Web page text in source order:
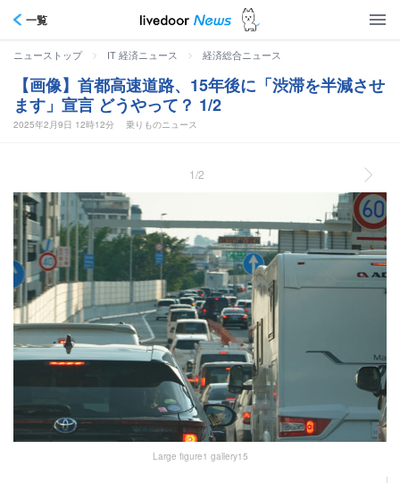
一覧
ニューストップ > IT 経済ニュース > 経済総合ニュース
【画像】首都高速道路、15年後に「渋滞を半減させ
ます」宣言 どうやって？ 1/2
2025年2月9日 12時12分 乗りものニュース
1/2
Large figure1 gallery15